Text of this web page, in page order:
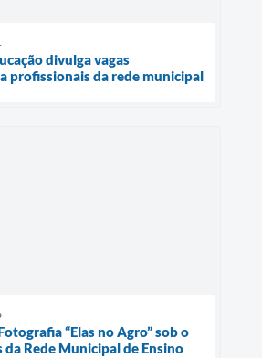
divulga vagas
profissionais da rede municipal
“Elas no Agro” sob o
Rede Municipal de Ensino